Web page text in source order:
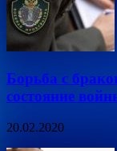
Борьба с
состояние
20.02.2020